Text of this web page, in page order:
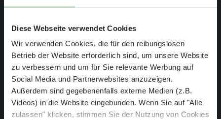
Diese Webseite verwendet Cookies
Wir verwenden Cookies, die für den reibungslosen
Betrieb der Website erforderlich sind, um unsere Website
zu verbessern und um für Sie relevante Werbung auf
Social Media und Partnerwebsites anzuzeigen.
Außerdem sind gegebenenfalls externe Medien (z.B.
Videos) in die Website eingebunden. Wenn Sie auf "Alle
zulassen" klicken, stimmen Sie der Nutzung von Cookies